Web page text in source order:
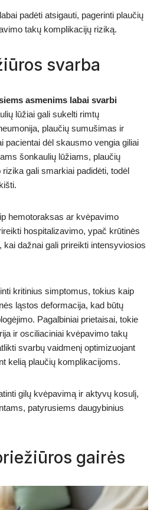
padėti atsigauti, pagerinti plaučių
takų komplikacijų riziką.
svarba
asmenims labai svarbi
lūžiai gali sukelti rimtų
plaučių sumušimas ir
pacientai dėl skausmo vengia giliai
šonkaulių lūžiams, plaučių
gali smarkiai padidėti, todėl
hemotoraksas ar kvėpavimo
hospitalizavimo, ypač krūtinės
dažnai gali prireikti intensyviosios
kritinius simptomus, tokius kaip
ląstos deformacija, kad būtų
Pagalbiniai prietaisai, tokie
ir osciliaciniai kvėpavimo takų
svarbų vaidmenį optimizuojant
kelią plaučių komplikacijoms.
gilų kvėpavimą ir aktyvų kosulį,
patyrusiems daugybinius
gairės